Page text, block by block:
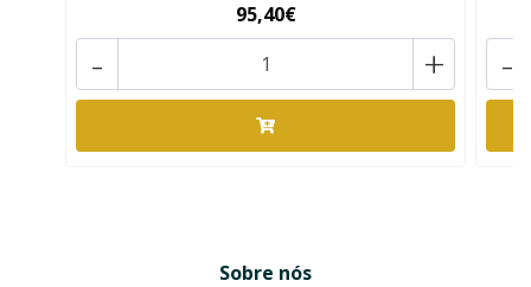
95,40€
+
- -
Sobre nós